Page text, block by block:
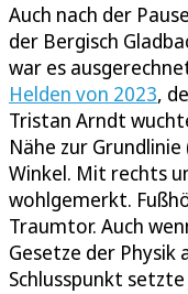
Auch nach der
der Bergisch
war es
Helden von 2023,
Tristan Arndt
Nähe zur
Winkel. Mit rechts
wohlgemerkt.
Traumtor. Auch
Gesetze der
Schlusspunkt setzte